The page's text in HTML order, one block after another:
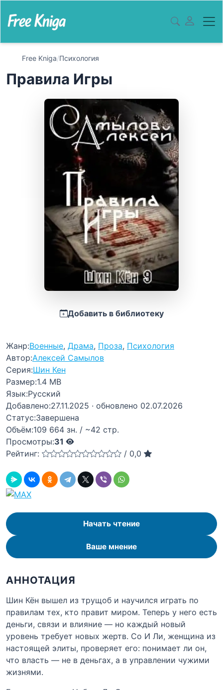
Free Kniga/Психология
Правила Игры
Добавить в библиотеку
Жанр:Военные, Драма, Проза, Психология
Автор:Алексей Самылов
Серия:Шин Кен
Размер:1.4 MB
Язык:Русский
Добавлено:27.11.2025 · обновлено 02.07.2026
Статус:Завершена
Объём:109 664 зн. / ~42 стр.
Просмотры:31
Рейтинг:
/ 0,0
Начать чтение
Ваше мнение
АННОТАЦИЯ
Шин Кён вышел из трущоб и научился играть по
правилам тех, кто правит миром. Теперь у него есть
деньги, связи и влияние — но каждый новый
уровень требует новых жертв. Со И Ли, женщина из
настоящей элиты, проверяет его: понимает ли он,
что власть — не в деньгах, а в управлении чужими
жизнями.